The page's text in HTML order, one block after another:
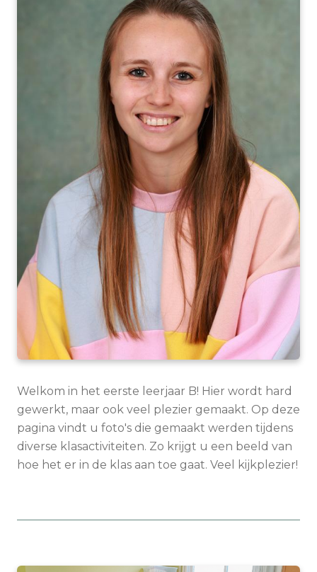
Welkom in het eerste leerjaar B! Hier wordt hard
gewerkt, maar ook veel plezier gemaakt. Op deze
pagina vindt u foto's die gemaakt werden tijdens
diverse klasactiviteiten. Zo krijgt u een beeld van
hoe het er in de klas aan toe gaat. Veel kijkplezier!